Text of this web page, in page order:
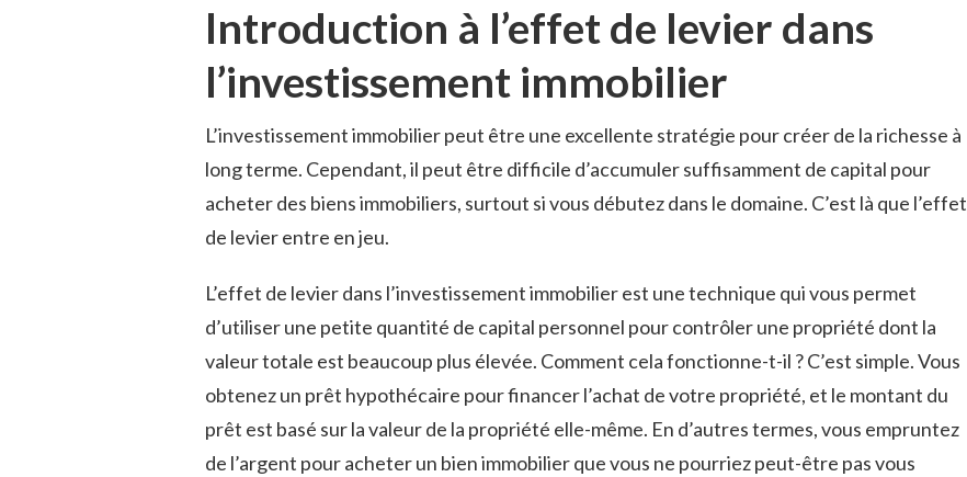
Introduction⁢ à l’effet de levier dans
l’investissement immobilier
L’investissement immobilier peut être une excellente stratégie pour ‌créer de la richesse ‍à
long terme. ⁤Cependant, il peut être difficile d’accumuler suffisamment de capital pour
acheter des biens ⁢immobiliers, surtout⁢ si vous débutez dans le domaine. ⁣C’est là ‍que l’effet
de levier entre en jeu.
L’effet de levier dans l’investissement immobilier est une technique⁤ qui vous permet
d’utiliser une petite quantité de capital personnel pour contrôler une propriété dont la
valeur totale ​est beaucoup plus élevée. Comment cela fonctionne-t-il ? C’est simple. Vous
obtenez un prêt hypothécaire pour⁢ financer‌ l’achat de ‌votre propriété, et le montant du
prêt est basé sur la valeur de la propriété elle-même. ⁣En d’autres termes,‍ vous empruntez
de l’argent pour acheter un bien⁣ immobilier que⁢ vous ne pourriez peut-être pas vous